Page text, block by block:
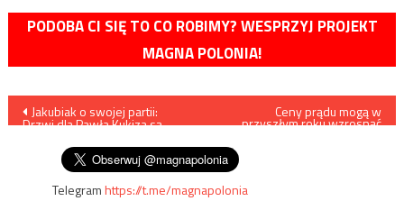
PODOBA CI SIĘ TO CO ROBIMY? WESPRZYJ PROJEKT
MAGNA POLONIA!
Nawigacja
wpisu
Jakubiak o swojej partii:
Drzwi dla Pawła Kukiza są
Ceny prądu mogą w
przyszłym roku wzrosnąć
Telegramhttps://t.me/magnapolonia